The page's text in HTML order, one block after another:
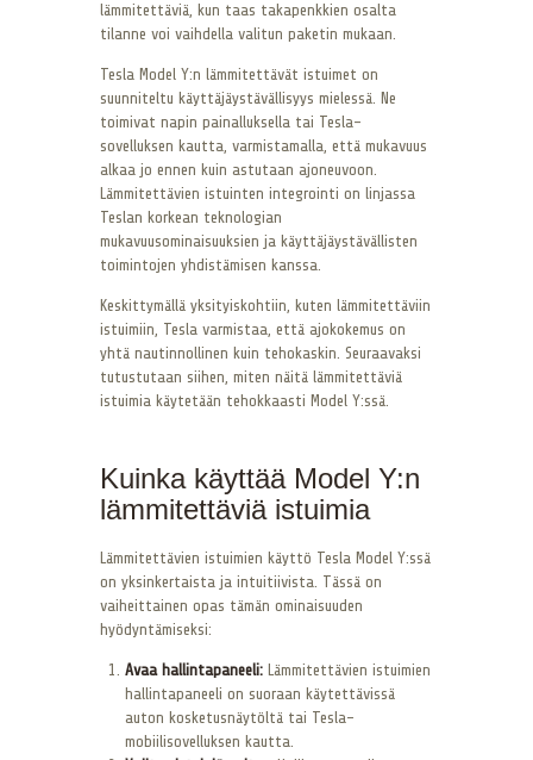
lämmitettäviä, kun taas takapenkkien osalta
tilanne voi vaihdella valitun paketin mukaan.
Tesla Model Y:n lämmitettävät istuimet on
suunniteltu käyttäjäystävällisyys mielessä. Ne
toimivat napin painalluksella tai Tesla-
sovelluksen kautta, varmistamalla, että mukavuus
alkaa jo ennen kuin astutaan ajoneuvoon.
Lämmitettävien istuinten integrointi on linjassa
Teslan korkean teknologian
mukavuusominaisuuksien ja käyttäjäystävällisten
toimintojen yhdistämisen kanssa.
Keskittymällä yksityiskohtiin, kuten lämmitettäviin
istuimiin, Tesla varmistaa, että ajokokemus on
yhtä nautinnollinen kuin tehokaskin. Seuraavaksi
tutustutaan siihen, miten näitä lämmitettäviä
istuimia käytetään tehokkaasti Model Y:ssä.
Kuinka käyttää Model Y:n
lämmitettäviä istuimia
Lämmitettävien istuimien käyttö Tesla Model Y:ssä
on yksinkertaista ja intuitiivista. Tässä on
vaiheittainen opas tämän ominaisuuden
hyödyntämiseksi:
Avaa hallintapaneeli: Lämmitettävien istuimien
hallintapaneeli on suoraan käytettävissä
auton kosketusnäytöltä tai Tesla-
mobiilisovelluksen kautta.